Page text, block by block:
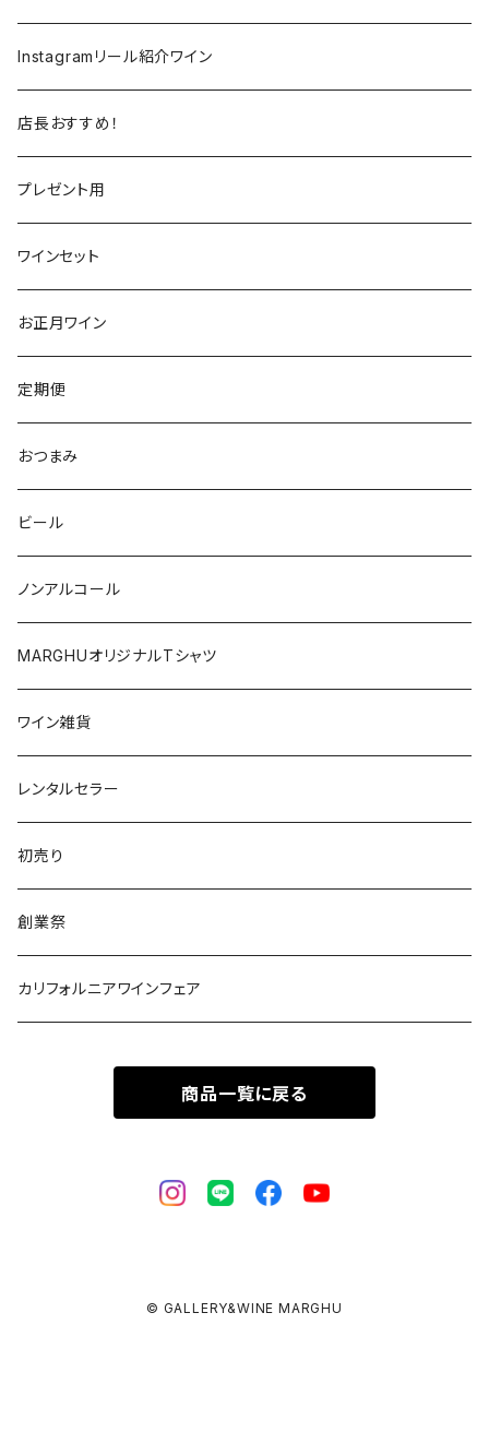
ラングドック
イタリア
トスカーナ
ヴェネト
スペイン
リオハ
トロ
アメリカ
カリフォルニア
オレゴン
ニュージーランド
オーストラリア
チリ
ドイツ
アルゼンチン
日本
オーストリア
南アフリカ
ポルトガル
イタリア
トスカーナ
ピエモンテ
シチリア
スペイン
カリニェナ
ドイツ
ニュージーランド
アメリカ
カリフォルニア
オレゴン
南アフリカ
オーストリア
チリ
オーストラリア
日本
ポルトガル
ニュージーランド
イギリス
ドイツ
アメリカ
オーストラリア
日本
Instagramリール紹介ワイン
店長おすすめ！
プレゼント用
ワインセット
お正月ワイン
定期便
おつまみ
ビール
ノンアルコール
MARGHUオリジナルTシャツ
ワイン雑貨
レンタルセラー
初売り
創業祭
カリフォルニアワインフェア
商品一覧に戻る
© GALLERY&WINE MARGHU